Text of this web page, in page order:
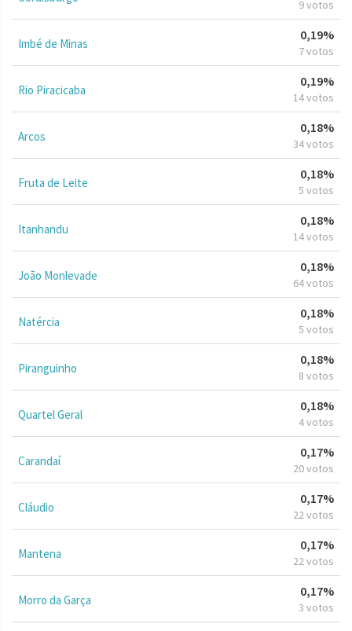
9 votos
Imbé de Minas
0,19%
7 votos
Rio Piracicaba
0,19%
14 votos
Arcos
0,18%
34 votos
Fruta de Leite
0,18%
5 votos
Itanhandu
0,18%
14 votos
João Monlevade
0,18%
64 votos
Natércia
0,18%
5 votos
Piranguinho
0,18%
8 votos
Quartel Geral
0,18%
4 votos
Carandaí
0,17%
20 votos
Cláudio
0,17%
22 votos
Mantena
0,17%
22 votos
Morro da Garça
0,17%
3 votos